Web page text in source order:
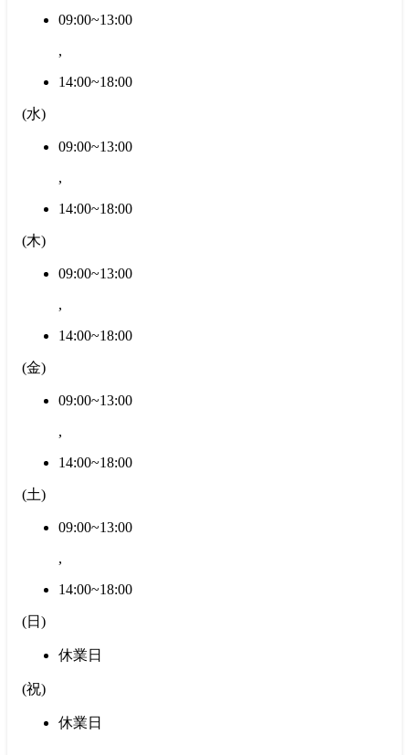
09:00~13:00
,
14:00~18:00
(水)
09:00~13:00
,
14:00~18:00
(木)
09:00~13:00
,
14:00~18:00
(金)
09:00~13:00
,
14:00~18:00
(土)
09:00~13:00
,
14:00~18:00
(日 )
休業日
(祝)
休業日